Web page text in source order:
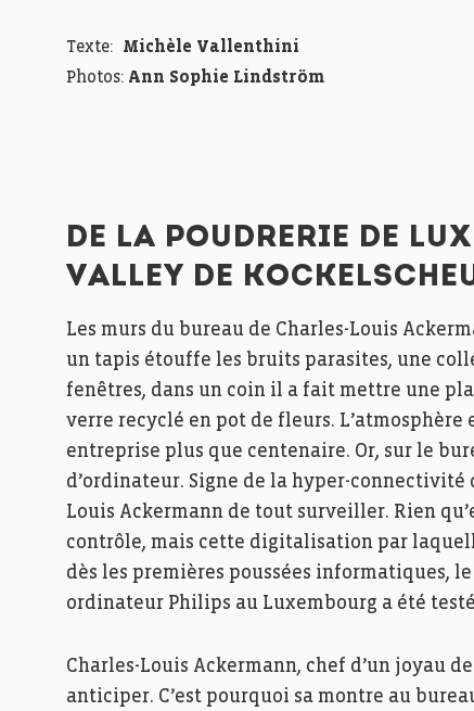
Texte:
Michèle Vallenthini
Photos: Ann Sophie Lindström
DE LA POUDRERIE DE
VALLEY DE
Les murs du bureau de Charles-Louis
un tapis étouffe les bruits parasites, une
fenêtres, dans un coin il a fait mettre une
verre recyclé en pot de fleurs.
entreprise plus que centenaire. Or, sur le
d’ordinateur. Signe de la hyper-connectivité
Louis Ackermann de tout surveiller. Rien
contrôle, mais cette digitalisation par
dès les premières poussées informatiques,
ordinateur Philips au Luxembourg a été
Charles-Louis Ackermann, chef d’un joyau
anticiper. C’est pourquoi sa montre au